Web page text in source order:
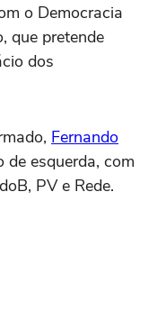
o Democracia
que pretende
dos
Fernando
esquerda, com
PV e Rede.